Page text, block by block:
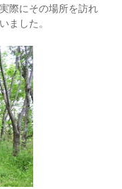
際にその場所を訪れ
ました。